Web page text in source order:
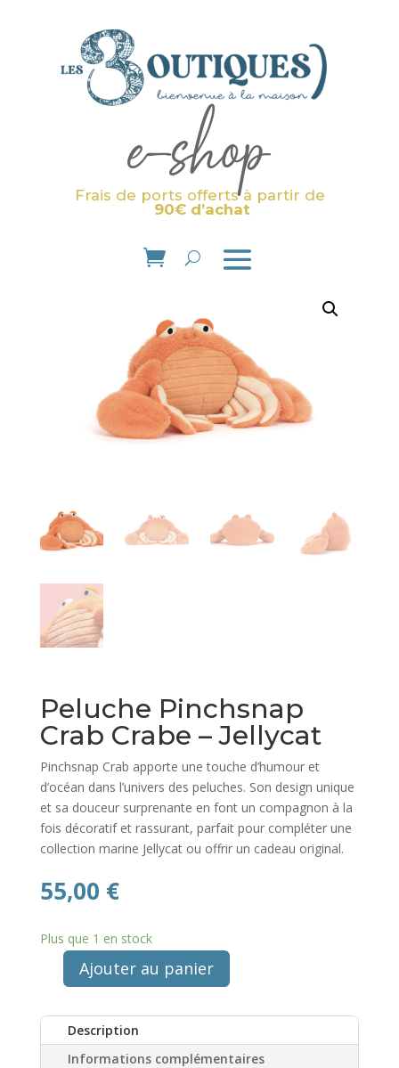
e-shop
Frais de ports offerts à partir de
90€ d’achat
Peluche Pinchsnap
Crab Crabe – Jellycat
Pinchsnap Crab apporte une touche d’humour et
d’océan dans l’univers des peluches. Son design unique
et sa douceur surprenante en font un compagnon à la
fois décoratif et rassurant, parfait pour compléter une
collection marine Jellycat ou offrir un cadeau original.
55,00 €
Plus que 1 en stock
quantité
Peluche
Pinchsnap
Ajouter au panier
Description
Informations complémentaires